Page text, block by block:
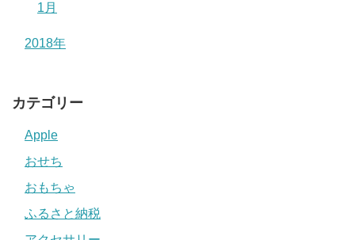
1月
2018年
カテゴリー
Apple
おせち
おもちゃ
ふるさと納税